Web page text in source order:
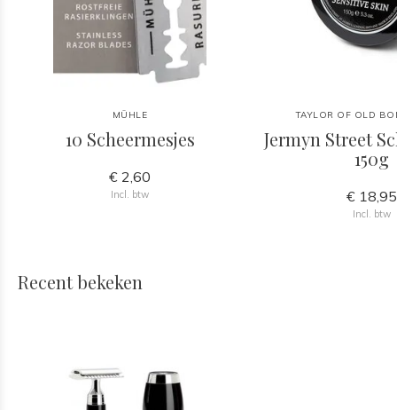
MÜHLE
10 Scheermesjes
€ 2,60
Incl. btw
TAYLOR OF OLD
Jermyn Street
150g
€ 18,95
Incl. btw
Recent bekeken